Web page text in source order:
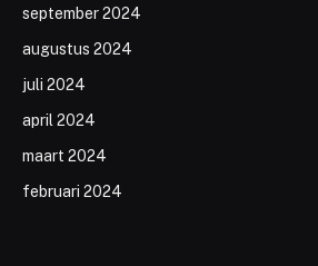
september 2024
augustus 2024
juli 2024
april 2024
maart 2024
februari 2024